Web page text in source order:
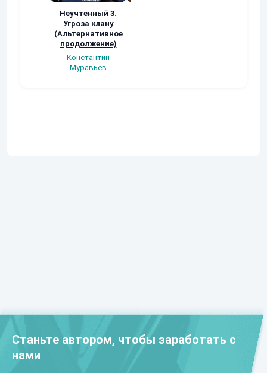
Неучтенный 3.
Угроза клану
(Альтернативное
продолжение)
Константин
Муравьев
Станьте автором, чтобы заработать с
нами